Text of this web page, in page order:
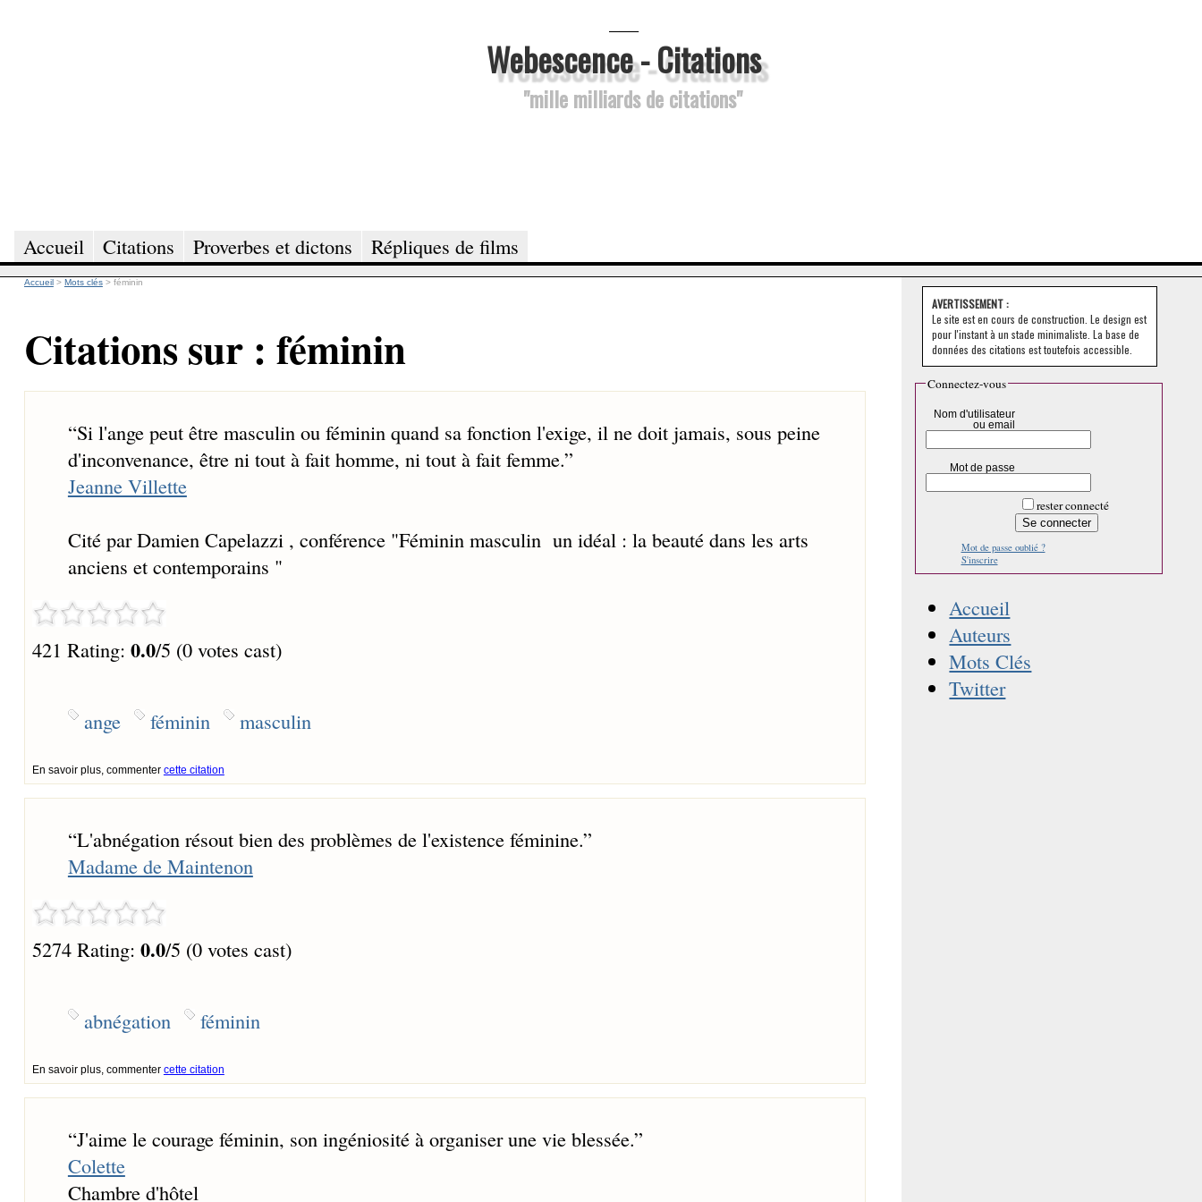
Webescence - Citations
"mille milliards de citations"
Accueil Citations Proverbes et dictons Répliques de films
Accueil > Mots clés > féminin
Citations sur : féminin
“Si l'ange peut être masculin ou féminin quand sa fonction l'exige, il ne doit jamais, sous peine
d'inconvenance, être ni tout à fait homme, ni tout à fait femme.”
Jeanne Villette
Cité par Damien Capelazzi , conférence "Féminin masculin un idéal : la beauté dans les arts
anciens et contemporains "
421 Rating: 0.0/5 (0 votes cast)
ange féminin masculin
En savoir plus, commenter cette citation
“L'abnégation résout bien des problèmes de l'existence féminine.”
Madame de Maintenon
5274 Rating: 0.0/5 (0 votes cast)
abnégation féminin
En savoir plus, commenter cette citation
“J'aime le courage féminin, son ingéniosité à organiser une vie blessée.”
Colette
Chambre d'hôtel
AVERTISSEMENT :
Le site est en cours de construction. Le design est
pour l'instant à un stade minimaliste. La base de
données des citations est toutefois accessible.
Connectez-vous
Nom d'utilisateur
ou email
Mot de passe
rester connecté
Mot de passe oublié ?
S'inscrire
Accueil
Auteurs
Mots Clés
Twitter